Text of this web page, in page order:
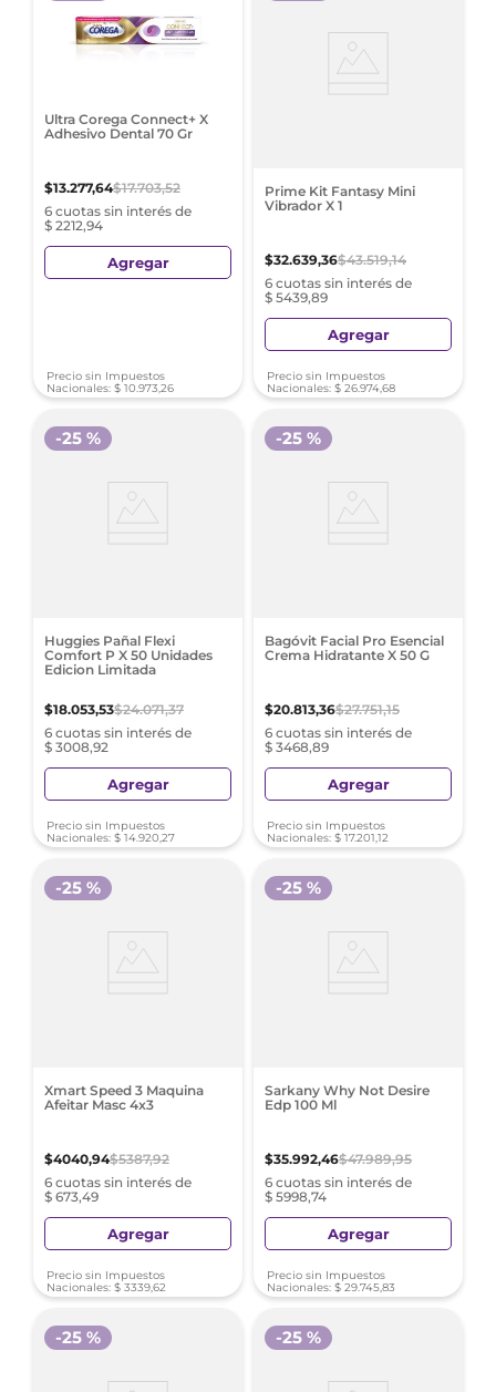
Ultra Corega Connect+ X
Adhesivo Dental 70 Gr
$13.277,64$17.703,52
6 cuotas sin interés de
$ 2212,94
Agregar
Precio sin Impuestos
Nacionales: $ 10.973,26
Prime Kit Fantasy Mini
Vibrador X 1
$32.639,36$43.519,14
6 cuotas sin interés de
$ 5439,89
Agregar
Precio sin Impuestos
Nacionales: $ 26.974,68
Huggies Pañal Flexi
Comfort P X 50 Unidades
Edicion Limitada
$18.053,53$24.071,37
6 cuotas sin interés de
$ 3008,92
-25 %
Agregar
Precio sin Impuestos
Nacionales: $ 14.920,27
Bagóvit Facial Pro Esencial
Crema Hidratante X 50 G
$20.813,36$27.751,15
6 cuotas sin interés de
$ 3468,89
-25 %
Agregar
Precio sin Impuestos
Nacionales: $ 17.201,12
Xmart Speed 3 Maquina
Afeitar Masc 4x3
$4040,94$5387,92
6 cuotas sin interés de
$ 673,49
-25 %
Agregar
Precio sin Impuestos
Nacionales: $ 3339,62
Sarkany Why Not Desire
Edp 100 Ml
$35.992,46$47.989,95
6 cuotas sin interés de
$ 5998,74
-25 %
Agregar
Precio sin Impuestos
Nacionales: $ 29.745,83
-25 % -25 %